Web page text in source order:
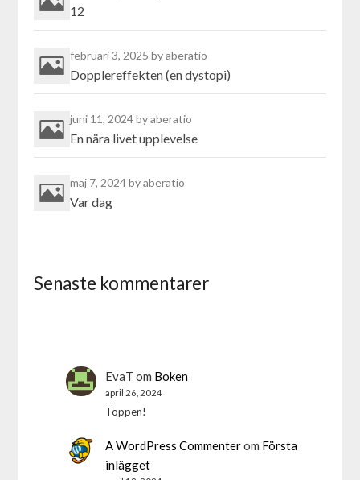
12
februari 3, 2025by aberatio
Dopplereffekten (en dystopi)
juni 11, 2024by aberatio
En nära livet upplevelse
maj 7, 2024by aberatio
Var dag
Senaste kommentarer
EvaT om Boken
april 26, 2024
Toppen!
A WordPress Commenterom Första
inlägget